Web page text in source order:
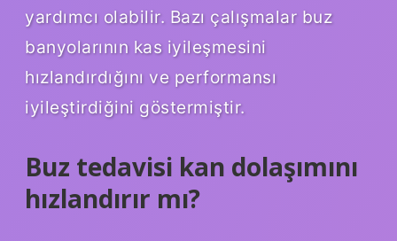
yardımcı olabilir. Bazı çalışmalar buz
banyolarının kas iyileşmesini
hızlandırdığını ve performansı
iyileştirdiğini göstermiştir.
Buz tedavisi kan dolaşımını
hızlandırır mı?